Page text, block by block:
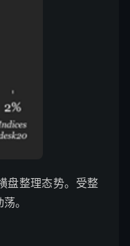
盘整理态势。受整
。